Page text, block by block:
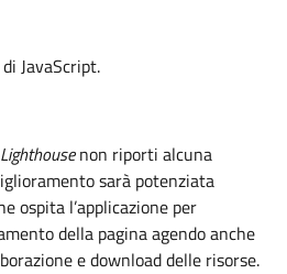
JavaScript.
non riporti alcuna
sarà potenziata
ospita l’applicazione per
della pagina agendo anche
e download delle risorse.